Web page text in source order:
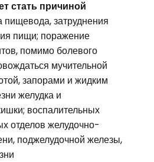
стать причиной
пищевода, затруднения
пищи; поражение
помимо болевого
мучительной
запорами и жидким
желудка и
воспалительных
отделов желудочно-
поджелудочной железы,